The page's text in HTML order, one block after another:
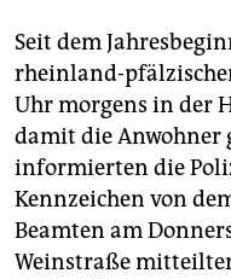
gesellschaft
kultur
sport
berlin
nord
Seit dem
rheinland-
Uhr morgens in der
damit die Anwohner
informierten die
Kennzeichen von
Beamten am
Weinstraße